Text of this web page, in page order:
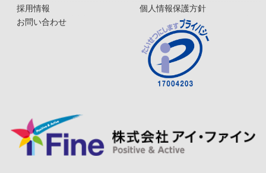
採用情報
お問い合わせ
個人情報保護方針